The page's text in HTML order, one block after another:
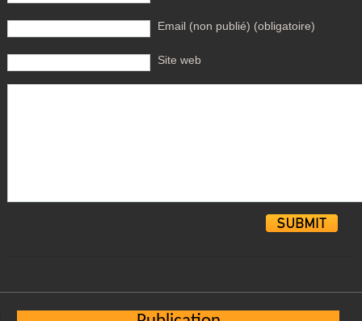
Email (non publié) (obligatoire)
Site web